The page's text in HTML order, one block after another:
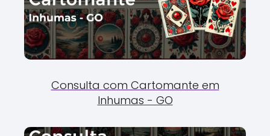
Consulta com Cartomante em
Inhumas - GO